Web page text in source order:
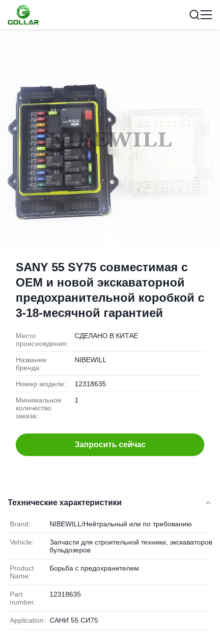
SANY 55 SY75 совместимая с
OEM и новой экскаваторной
предохранительной коробкой с
3-18-месячной гарантией
Место
происхождения:
СДЕЛАНО В КИТАЕ
Название
бренда:
NIBEWILL
Номер модели: 12318635
Минимальное
количество
заказа:
1
Запросить сейчас
Технические характеристики
Brand: NIBEWILL/Нейтральный или по требованию
Vehicle:
Запчасти для строительной техники, экскаваторов и
бульдозеров
Product
Name:
Борьба с предохранителем
Part
number:
12318635
Application: САНИ 55 СИ75